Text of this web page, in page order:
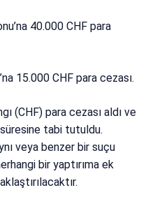
40.000 CHF para
15.000 CHF para cezası.
(CHF) para cezası aldı ve
tabi tutuldu.
veya benzer bir suçu
bir yaptırıma ek